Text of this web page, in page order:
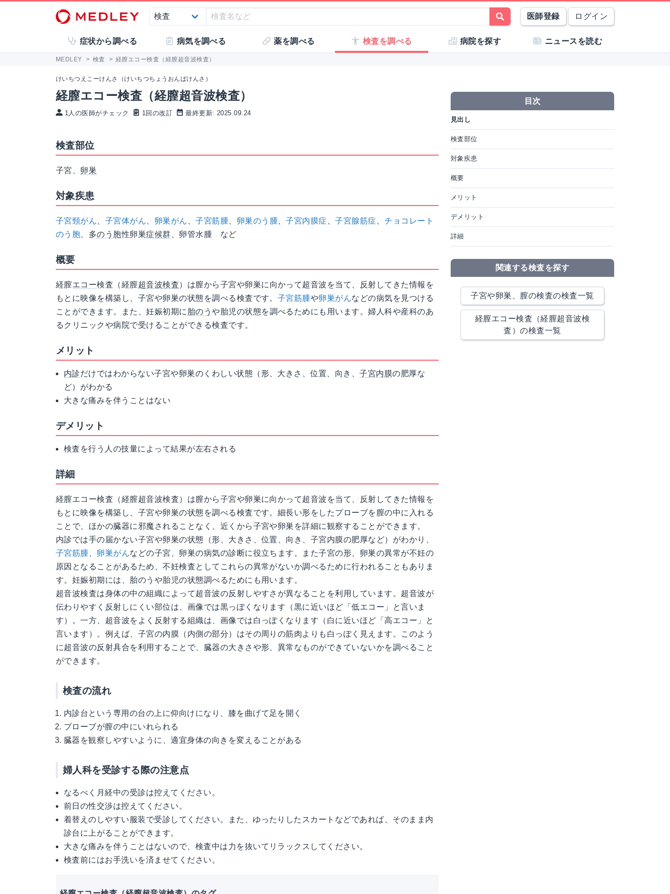
医師登録 ログイン
症状から調べる 病気を調べる 薬を調べる 検査を調べる 病院を探す ニュースを読む
MEDLEY > 検査 > 経膣エコー検査（経膣超音波検査）
けいちつえこーけんさ（けいちつちょうおんぱけんさ）
経膣エコー検査（経膣超音波検査）
1人の医師がチェック 1回の改訂 最終更新: 2025.09.24
検査部位
子宮、 卵巣
対象疾患
子宮頸がん 子宮体がん 卵巣がん 、子宮筋腫 卵巣のう腫 、子宮内膜症 、子宮腺筋症 、チョコレート
のう胞 、多のう胞性卵巣症候群 、卵管水腫 など
概要
経膣エコー検査（経膣超音波検査）は膣から子宮や卵巣に向かって超音波を当て、反射してきた情報を
もとに映像を構築し、子宮や卵巣の状態を調べる検査です。 子宮筋腫や卵巣がんなどの病気を見つける
ことができます。また、妊娠初期に 胎のうや胎児の状態を調べるためにも用います。婦人科や産科のあ
るクリニックや病院で受けることができる検査です。
メリット
内診だけではわからない子宮や卵巣のくわしい状態（形、大きさ、位置、向き、子宮内膜の肥厚な
ど）がわかる
大きな痛みを伴うことはない
デメリット
検査を行う人の技量によって結果が左右される
詳細
経膣エコー検査（経膣超音波検査）は膣から子宮や卵巣に向かって超音波を当て、反射してきた情報を
もとに映像を構築し、子宮や卵巣の状態を調べる検査です。細長い形をしたプローブを膣の中に入れる
ことで、ほかの臓器に邪魔されることなく、近くから子宮や卵巣を詳細に観察することができます。
内診では手の届かない子宮や卵巣の状態（形、大きさ、位置、向き、子宮内膜の肥厚など）がわかり、
子宮筋腫
卵巣がんなどの子宮、卵巣の病気の診断に役立ちます。また子宮の形、卵巣の異常が不妊の
原因となることがあるため、不妊検査としてこれらの異常がないか調べるために行われることもありま
す。妊娠初期には、胎のうや胎児の状態調べるためにも用います。
超音波検査は身体の中の組織によって超音波の反射しやすさが異なることを利用しています。超音波が
伝わりやすく反射しにくい部位は、画像では黒っぽくなります（黒に近いほど「低エコー」と言いま
す）。一方、超音波をよく反射する組織は、画像では白っぽくなります（白に近いほど「高エコー」と
言います）。例えば、子宮の内膜（内側の部分）はその周りの筋肉よりも白っぽく見えます。このよう
に超音波の反射具合を利用することで、臓器の大きさや形、異常なものができていないかを調べること
ができます。
検査の流れ
内診台という専用の台の上に仰向けになり、膝を曲げて足を開く
プローブが膣の中にいれられる
臓器を観察しやすいように、適宜身体の向きを変えることがある
婦人科を受診する際の注意点
なるべく月経中の受診は控えてください。
前日の性交渉は控えてください。
着替えのしやすい服装で受診してください。また、ゆったりしたスカートなどであれば、そのまま内
診台に上がることができます。
大きな痛みを伴うことはないので、検査中は力を抜いてリラックスしてください。
検査前にはお手洗いを済ませてください。
目次
見出し
検査部位
対象疾患
概要
メリット
デメリット
詳細
関連する検査を探す
子宮や卵巣、膣の検査の検査一覧
経膣エコー検査（経膣超音波検
査）の検査一覧